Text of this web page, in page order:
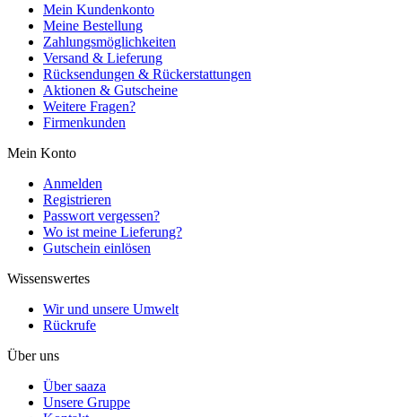
Mein Kundenkonto
Meine Bestellung
Zahlungsmöglichkeiten
Versand & Lieferung
Rücksendungen & Rückerstattungen
Aktionen & Gutscheine
Weitere Fragen?
Firmenkunden
Mein Konto
Anmelden
Registrieren
Passwort vergessen?
Wo ist meine Lieferung?
Gutschein einlösen
Wissenswertes
Wir und unsere Umwelt
Rückrufe
Über uns
Über saaza
Unsere Gruppe